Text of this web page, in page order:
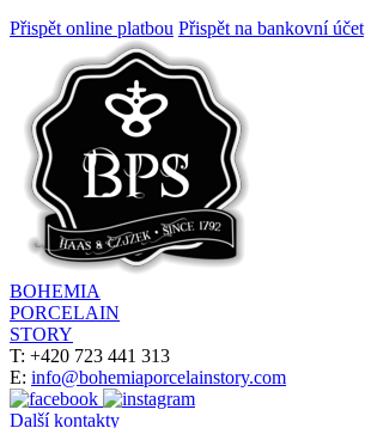
Přispět online platbou Přispět na bankovní účet
BOHEMIA
PORCELAIN
STORY
T: +420 723 441 313
E: info@bohemiaporcelainstory.com
Další kontakty